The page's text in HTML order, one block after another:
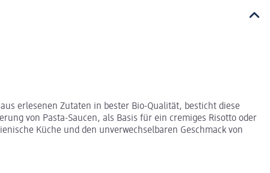
erlesenen Zutaten in bester Bio-Qualität, besticht diese
von Pasta-Saucen, als Basis für ein cremiges Risotto oder
Küche und den unverwechselbaren Geschmack von